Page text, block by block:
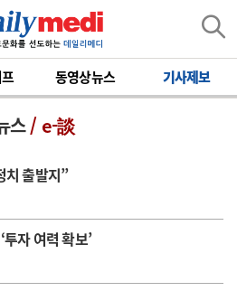
동영상뉴스 기사제보
스/ e-談
치 출발지”
자 여력 확보’